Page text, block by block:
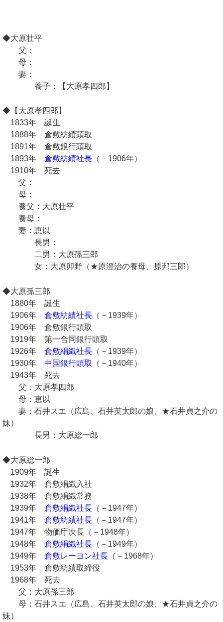
◆大原壮平
父：
母：
妻：
養子：【大原孝四郎】
◆【大原孝四郎】
1833年 誕生
1888年 倉敷紡績頭取
1891年 倉敷銀行頭取
1893年 倉敷紡績社長（－1906年）
1910年 死去
父：
母：
養父：大原壮平
養母：
妻：恵以
長男：
二男：大原孫三郎
女：大原卯野（★原澄治の養母、原邦三郎）
◆大原孫三郎
1880年 誕生
1906年 倉敷紡績社長（－1939年）
1906年 倉敷銀行頭取
1919年 第一合同銀行頭取
1926年 倉敷絹織社長（－1939年）
1930年 中国銀行頭取
（－1940年）
1943年 死去
父：大原孝四郎
母：恵以
妻：石井スエ（広島、石井英太郎の娘、★石井貞之介の
妹）
長男：大原総一郎
◆大原総一郎
1909年 誕生
1932年 倉敷絹織入社
1938年 倉敷絹織常務
1939年 倉敷絹織社長（－1947年）
1941年 倉敷紡績社長（－1947年）
1947年 物価庁次長（－1948年）
1948年 倉敷絹織社長（－1949年）
1949年 倉敷レーヨン社長（－1968年）
1953年 倉敷紡績取締役
1968年 死去
父：大原孫三郎
母：石井スエ（広島、石井英太郎の娘、★石井貞之介の
妹）